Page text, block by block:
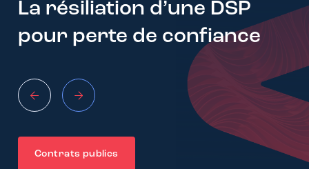
La résiliation d’une DSP
pour perte de confiance
Contrats publics